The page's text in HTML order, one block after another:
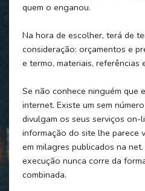
quem o enganou.
Na hora de escolher, terá de
consideração: orçamentos e
e termo, materiais, referências
Se não conhece ninguém que
internet. Existe um sem
divulgam os seus serviços on-
informação do site lhe parece
em milagres publicados na
execução nunca corre da
combinada.